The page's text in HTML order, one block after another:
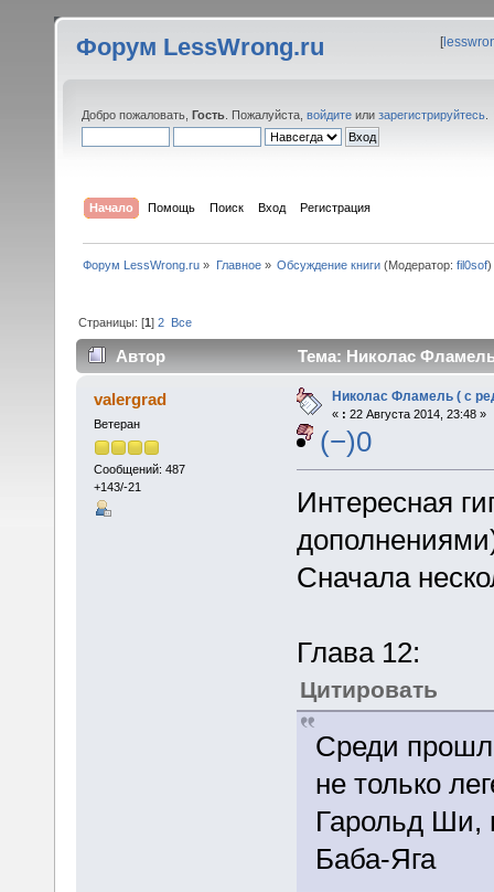
Форум LessWrong.ru [
Добро пожаловать, Гость . Пожалуйста, войдите или зарегистрируйтесь
Начало Помощь Поиск Вход Регистрация
Форум LessWrong.ru » Главное» Обсуждение книги(Модератор: fil0sof)
Страницы: [1]2 Все
Автор Тема: Николас
valergrad
Ветеран
Сообщений: 487
+143/-21
Николас Фламель ( с
« : 22 Августа 2014, 23:48 »
(−)0
Интересная
Сначала
Глава 12:
Цитировать
Среди
не только
Гарольд Ши,
Баба-Яга